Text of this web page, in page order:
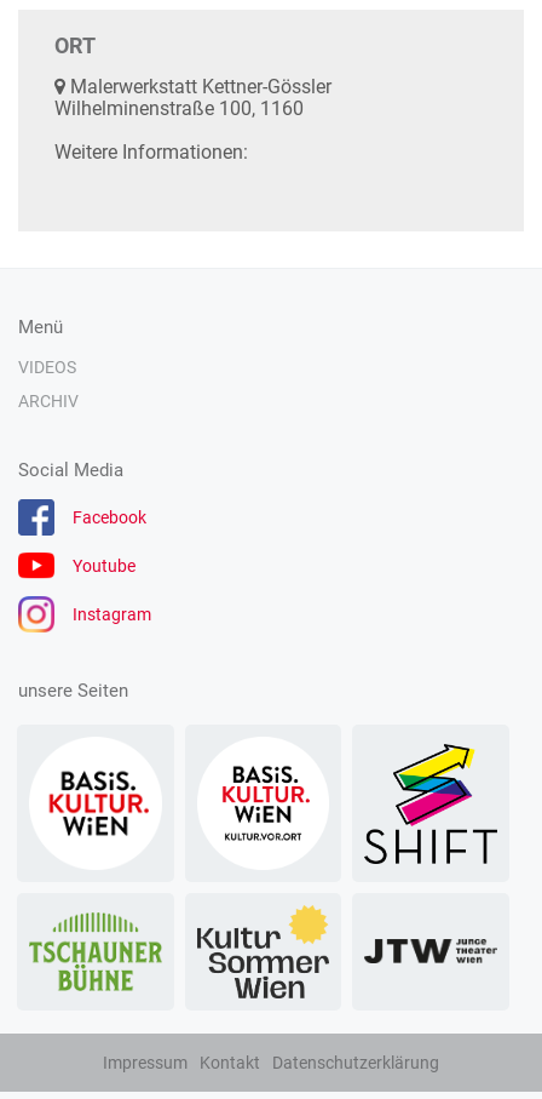
ORT
Malerwerkstatt Kettner-Gössler
Wilhelminenstraße 100, 1160
Weitere Informationen:
Menü
VIDEOS
ARCHIV
Social Media
Facebook
Youtube
Instagram
unsere Seiten
Impressum Kontakt Datenschutzerklärung